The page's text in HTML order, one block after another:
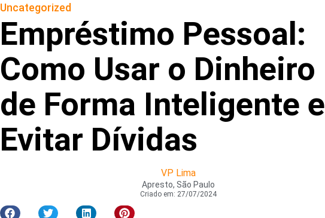
Uncategorized
Empréstimo Pessoal:
Como Usar o Dinheiro
de Forma Inteligente e
Evitar Dívidas
VP Lima
Apresto, São Paulo
Criado em: 27/07/2024